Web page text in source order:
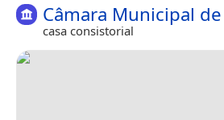
Câmara Municipal
casa consistorial